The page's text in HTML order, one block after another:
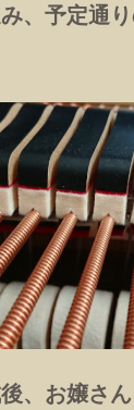
、予定通
、お嬢さ